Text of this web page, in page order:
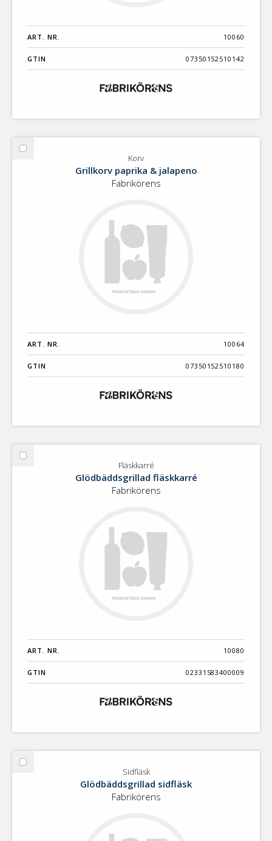
ART. NR. 10060
GTIN 07350152510142
Välj
Korv
Grillkorv paprika & jalapeno
Fabrikörens
ART. NR. 10064
GTIN 07350152510180
Välj
Fläskkarré
Glödbäddsgrillad fläskkarré
Fabrikörens
ART. NR. 10080
GTIN 02331583400009
Välj
Sidfläsk
Glödbäddsgrillad sidfläsk
Fabrikörens